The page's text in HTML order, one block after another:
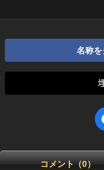
名称
コメント（0）